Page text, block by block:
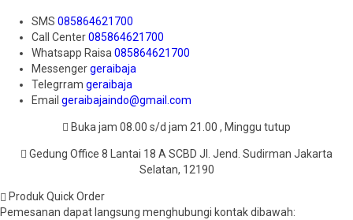
SMS 085864621700
Call Center085864621700
Whatsapp Raisa 085864621700
Messengergeraibaja
Telegrram geraibaja
Email geraibajaindo@gmail.com
Buka jam 08.00 s/d jam 21.00 , Minggu tutup
Gedung Office 8 Lantai 18 A SCBD Jl. Jend. Sudirman Jakarta
Selatan, 12190
Produk Quick Order
Pemesanan dapat langsung menghubungi kontak dibawah: